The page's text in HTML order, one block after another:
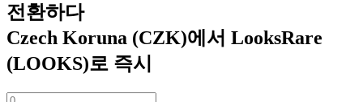
전환하다
Czech Koruna (CZK)에서 LooksRare
(LOOKS)로 즉시